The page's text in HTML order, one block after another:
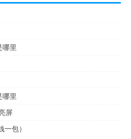
哪里
哪里
屏
包）